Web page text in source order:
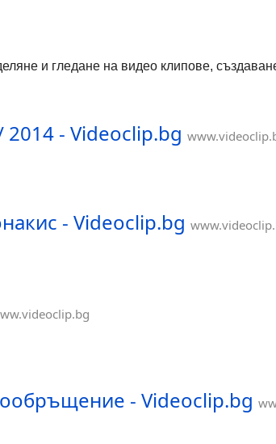
и гледане на видео клипове,
- Videoclip.bg
- Videoclip.bg
- Videoclip.bg